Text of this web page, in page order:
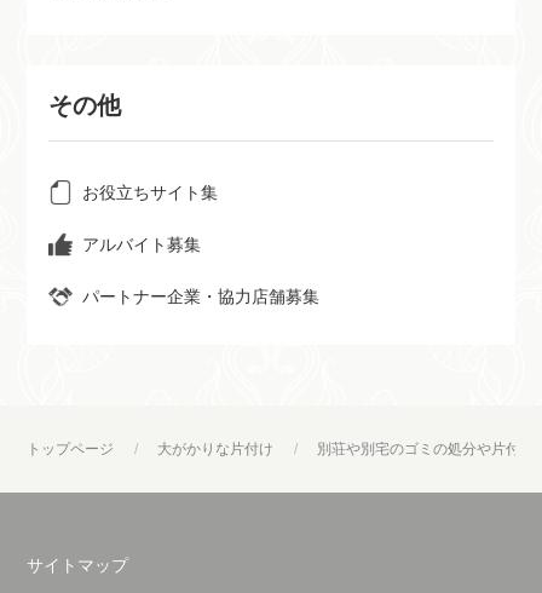
その他
お役立ちサイト集
アルバイト募集
パートナー企業・協力店舗募集
トップページ 大がかりな片付け 別荘や別宅のゴミの処分や片付け
サイトマップ